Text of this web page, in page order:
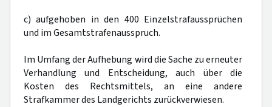
c) aufgehoben in den 400 Einzelstrafaussprüchen
und im Gesamtstrafenausspruch.
Im Umfang der Aufhebung wird die Sache zu erneuter
Verhandlung und Entscheidung, auch über die
Kosten des Rechtsmittels, an eine andere
Strafkammer des Landgerichts zurückverwiesen.